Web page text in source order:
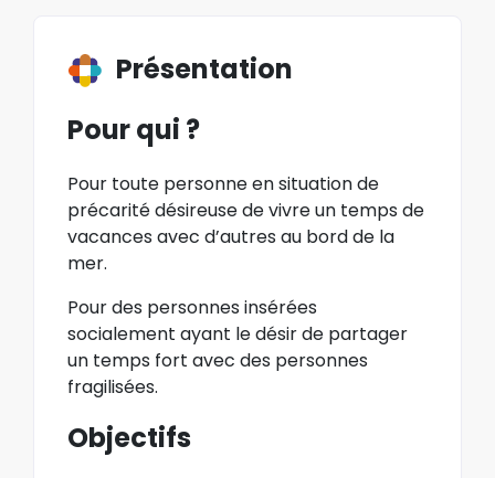
Présentation
Pour qui ?
Pour toute personne en situation de
précarité désireuse de vivre un temps de
vacances avec d’autres au bord de la
mer.
Pour des personnes insérées
socialement ayant le désir de partager
un temps fort avec des personnes
fragilisées.
Objectifs